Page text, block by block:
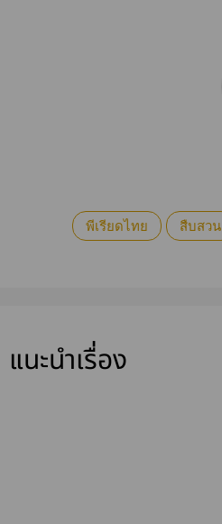
พีเรียดไทย สืบสวน
แนะนำเรื่อง